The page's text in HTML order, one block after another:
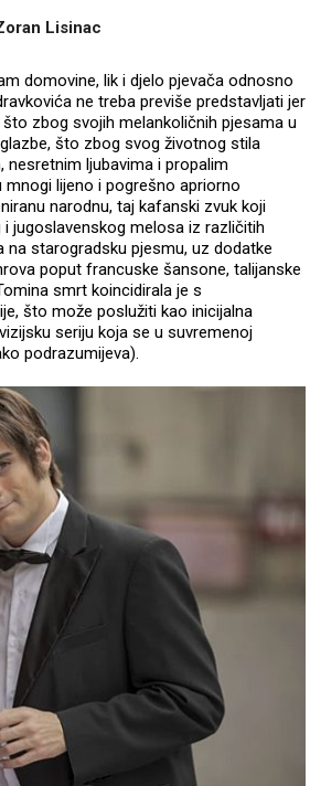
Lisinac
domovine, lik i djelo pjevača odnosno
ne treba previše predstavljati jer
zbog svojih melankoličnih pjesama u
što zbog svog životnog stila
ljubavima i propalim
lijeno i pogrešno apriorno
narodnu, taj kafanski zvuk koji
jugoslavenskog melosa iz različitih
na starogradsku pjesmu, uz dodatke
poput francuske šansone, talijanske
smrt koincidirala je s
što može poslužiti kao inicijalna
seriju koja se u suvremenoj
podrazumijeva).